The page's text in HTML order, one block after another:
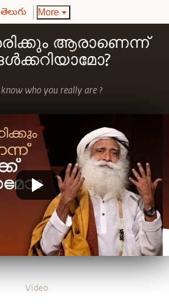
తెలుగు More
ആരാണെന്ന്
who you really are ?
Video